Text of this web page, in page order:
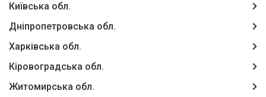
Київська обл.
Дніпропетровська обл.
Харківська обл.
Кіровоградська обл.
Житомирська обл.